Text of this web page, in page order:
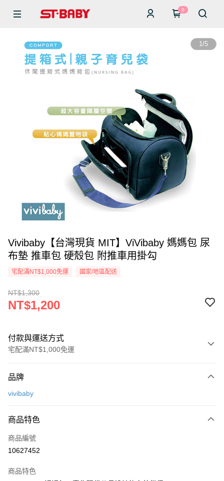
0
1/5
Vivibaby【台灣現貨 MIT】ViVibaby 媽媽包 尿
布墊 推車包 硬殼包 附推車用掛勾
宅配滿NT$1,000免運 國家/地區配送
NT$1,300
NT$1,200
付款與運送方式
宅配滿NT$1,000免運
信用卡一次付款
Apple Pay
街口支付
全盈+PAY
品牌
vivibaby
商品特色
商品編號
10627452
商品特色